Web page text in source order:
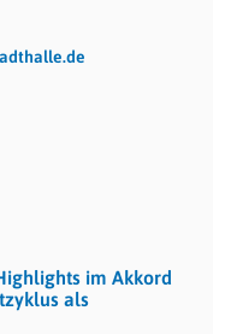
im Akkord
als